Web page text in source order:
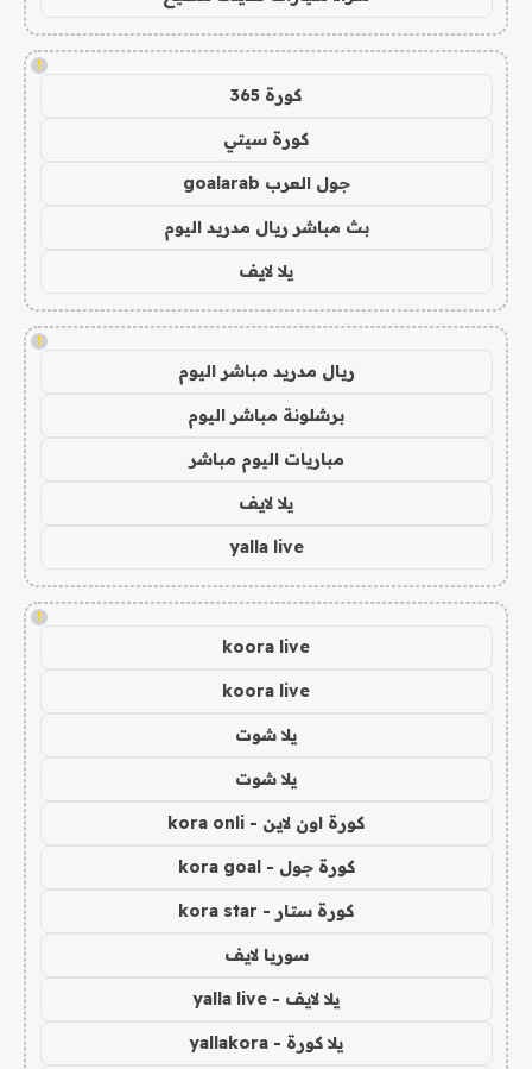
!
كورة 365
كورة سيتي
جول العرب goalarab
بث مباشر ريال مدريد اليوم
يلا لايف
!
ريال مدريد مباشر اليوم
برشلونة مباشر اليوم
مباريات اليوم مباشر
يلا لايف
yalla live
!
koora live
koora live
يلا شوت
يلا شوت
كورة اون لاين - kora onli
كورة جول - kora goal
كورة ستار - kora star
سوريا لايف
يلا لايف - yalla live
يلا كورة - yallakora